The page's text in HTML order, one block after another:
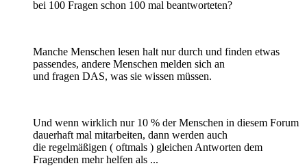
bei 100 Fragen schon 100 mal beantworteten?
Manche Menschen lesen halt nur durch und finden etwas
passendes, andere Menschen melden sich an
und fragen DAS, was sie wissen müssen.
Und wenn wirklich nur 10 % der Menschen in diesem Forum
dauerhaft mal mitarbeiten, dann werden auch
die regelmäßigen ( oftmals ) gleichen Antworten dem
Fragenden mehr helfen als ...